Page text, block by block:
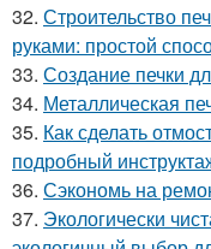
32. Строительство
руками: простой
33. Создание печки
34. Металлическая
35. Как сделать
подробный
36. Сэкономь на
37. Экологически